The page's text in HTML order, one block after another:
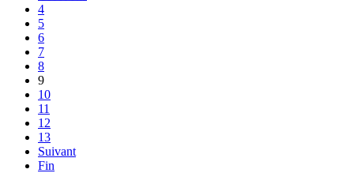
4
5
6
7
8
9
10
11
12
13
Suivant
Fin